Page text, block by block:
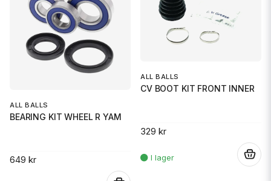
ALL BALLS
BEARING KIT WHEEL R YAM
649 kr
ALL BALLS
CV BOOT KIT FRONT INNER
329 kr